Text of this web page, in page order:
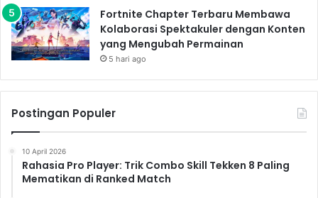
Fortnite Chapter Terbaru Membawa
Kolaborasi Spektakuler dengan Konten
yang Mengubah Permainan
5 hari ago
Postingan Populer
10 April 2026
Rahasia Pro Player: Trik Combo Skill Tekken 8 Paling
Mematikan di Ranked Match